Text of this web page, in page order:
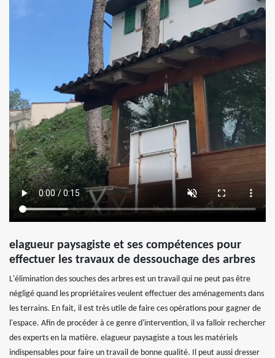
elagueur paysagiste et ses compétences pour
effectuer les travaux de dessouchage des arbres
L'élimination des souches des arbres est un travail qui ne peut pas être
négligé quand les propriétaires veulent effectuer des aménagements dans
les terrains. En fait, il est très utile de faire ces opérations pour gagner de
l'espace. Afin de procéder à ce genre d'intervention, il va falloir rechercher
des experts en la matière. elagueur paysagiste a tous les matériels
indispensables pour faire un travail de bonne qualité. Il peut aussi dresser